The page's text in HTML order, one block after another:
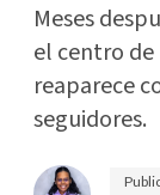
Meses
el centro de
reaparece
seguidores.